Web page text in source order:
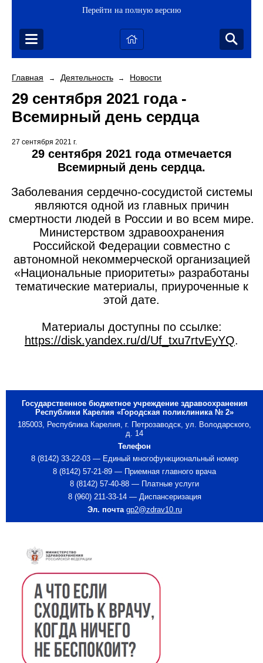
Перейти на полную версию
Главная → Деятельность → Новости
29 сентября 2021 года -
Всемирный день сердца
27 сентября 2021 г.
29 сентября 2021 года отмечается
Всемирный день сердца.
Заболевания сердечно-сосудистой системы
являются одной из главных причин
смертности людей в России и во всем мире.
Министерством здравоохранения
Российской Федерации совместно с
автономной некоммерческой организацией
«Национальные приоритеты» разработаны
тематические материалы, приуроченные к
этой дате.
Материалы доступны по ссылке:
https://disk.yandex.ru/d/Uf_txu7rtvEyYQ.
Государственное бюджетное учреждение здравоохранения
Республики Карелия «Городская поликлиника № 2»
185003, Республика Карелия, г. Петрозаводск, ул. Володарского,
д. 14
Телефон
8 (8142) 33-22-03 — Единый многофункциональный номер
8 (8142) 57-21-89 — Приемная главного врача
8 (8142) 57-40-88 — Платные услуги
8 (960) 211-33-14 — Диспансеризация
Эл. почта gp2@zdrav10.ru